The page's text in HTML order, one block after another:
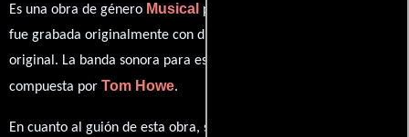
Es una obra de género Musical producida en EE.UU.. Esta obra
fue grabada originalmente con dialogos en
original. La banda sonora para esta producción ha sido
compuesta por Tom Howe.
En cuanto al guión de esta obra, se encuentra a cargo de